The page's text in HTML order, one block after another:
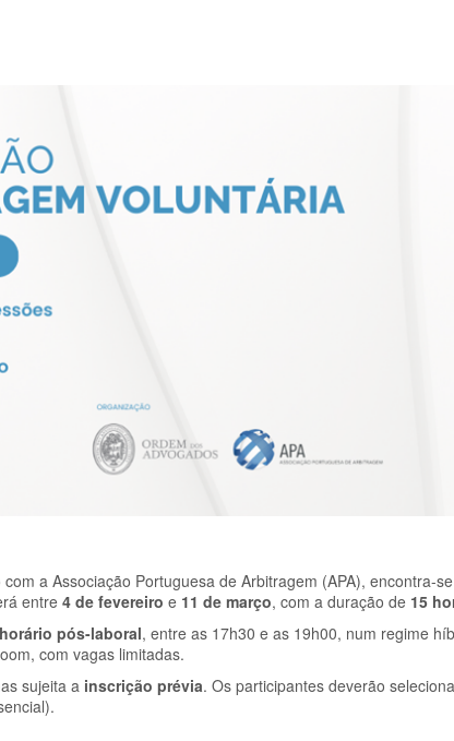
a Associação Portuguesa de Arbitragem (APA), encontra-
entre 4 de fevereiro e 11 de março, com a duração de 15
horário pós-laboral, entre as 17h30 e as 19h00, num regime
com vagas limitadas.
sujeita a inscrição prévia. Os participantes deverão